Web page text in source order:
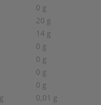
0 g
20 g
14 g
0 g
0 g
0 g
0 g
0,01 g